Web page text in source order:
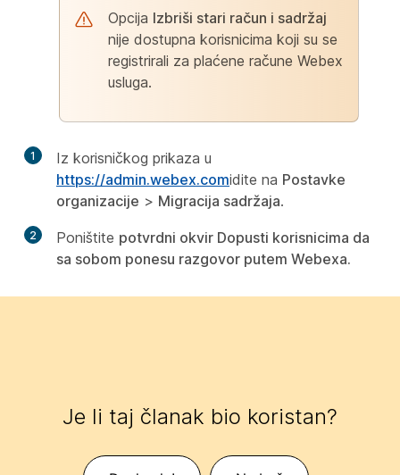
Opcija Izbriši stari račun i sadržaj
nije dostupna korisnicima koji su se
registrirali za plaćene račune Webex
usluga.
1
Iz korisničkog prikaza u
https://admin.webex.comidite na Postavke
organizacije > Migracija sadržaja.
2 Poništite potvrdni okvir Dopusti korisnicima da
sa sobom ponesu razgovor putem Webexa.
Je li taj članak bio koristan?